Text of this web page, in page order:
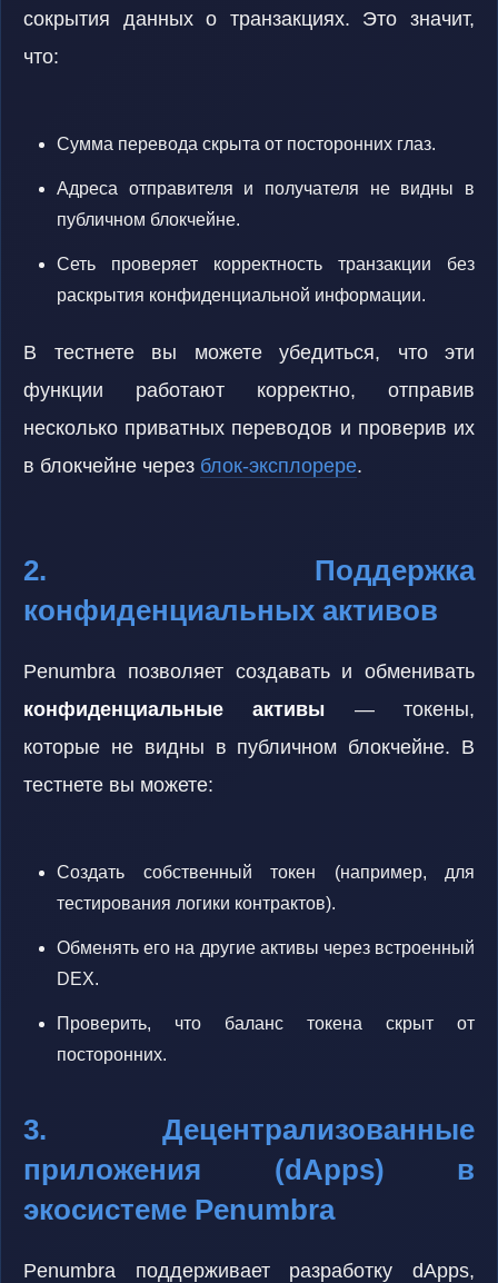
сокрытия данных о транзакциях. Это значит,
что:
Сумма перевода скрыта от посторонних глаз.
Адреса отправителя и получателя не видны в
публичном блокчейне.
Сеть проверяет корректность транзакции без
раскрытия конфиденциальной информации.
В тестнете вы можете убедиться, что эти
функции работают корректно, отправив
несколько приватных переводов и проверив их
в блокчейне через блок-эксплорере.
2. Поддержка
конфиденциальных активов
Penumbra позволяет создавать и обменивать
конфиденциальные активы — токены,
которые не видны в публичном блокчейне. В
тестнете вы можете:
Создать собственный токен (например, для
тестирования логики контрактов).
Обменять его на другие активы через встроенный
DEX.
Проверить, что баланс токена скрыт от
посторонних.
3. Децентрализованные
приложения (dApps) в
экосистеме Penumbra
Penumbra поддерживает разработку dApps,